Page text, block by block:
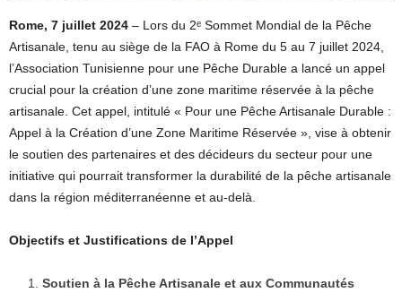
Rome, 7 juillet 2024 – Lors du 2ᵉ Sommet Mondial de la Pêche
Artisanale, tenu au siège de la FAO à Rome du 5 au 7 juillet 2024,
l’Association Tunisienne pour une Pêche Durable a lancé un appel
crucial pour la création d’une zone maritime réservée à la pêche
artisanale. Cet appel, intitulé « Pour une Pêche Artisanale Durable :
Appel à la Création d’une Zone Maritime Réservée », vise à obtenir
le soutien des partenaires et des décideurs du secteur pour une
initiative qui pourrait transformer la durabilité de la pêche artisanale
dans la région méditerranéenne et au-delà.
Objectifs et Justifications de l’Appel
Soutien à la Pêche Artisanale et aux Communautés